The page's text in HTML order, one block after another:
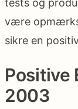
tests og
være
sikre en
Positive
2003